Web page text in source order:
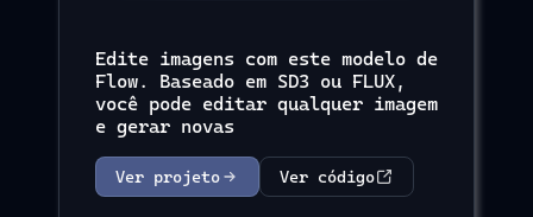
Edite imagens com este modelo de
Flow. Baseado em SD3 ou FLUX,
você pode editar qualquer imagem
e gerar novas
Ver projeto Ver código